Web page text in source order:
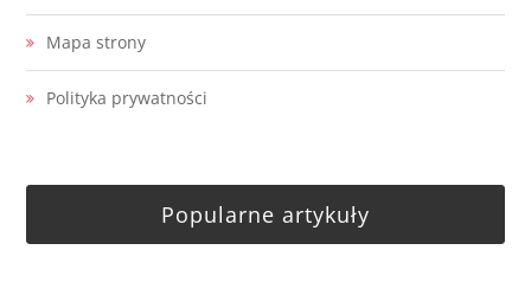
Mapa strony
Polityka prywatności
Popularne artykuły